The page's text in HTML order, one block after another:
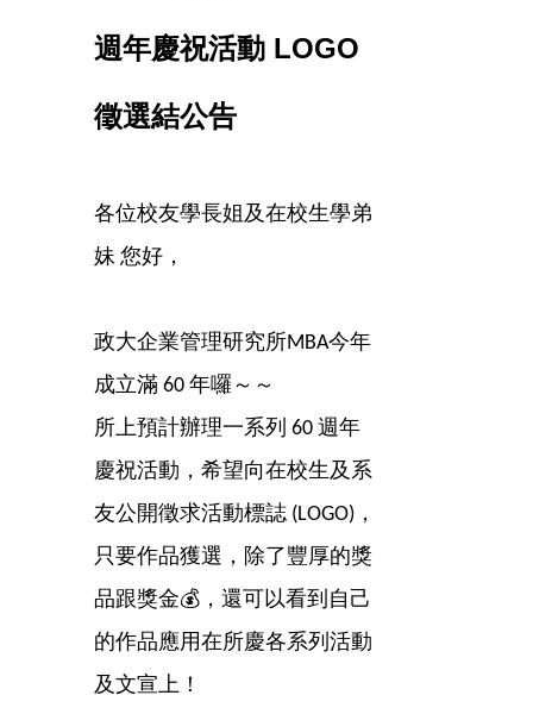
週年慶祝活動 LOGO
徵選結公告
各位校友學長姐及在校生學弟
妹 您好，
政大企業管理研究所MBA今年
成立滿 60 年囉～～
所上預計辦理一系列 60 週年
慶祝活動，希望向在校生及系
友公開徵求活動標誌 (LOGO)，
只要作品獲選，除了豐厚的獎
品跟獎金💰，還可以看到自己
的作品應用在所慶各系列活動
及文宣上！